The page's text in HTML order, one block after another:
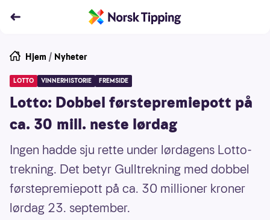
Hjem / Nyheter
LOTTO VINNERHISTORIE FREMSIDE
Lotto: Dobbel førstepremiepott på
ca. 30 mill. neste lørdag
Ingen hadde sju rette under lørdagens Lotto-
trekning. Det betyr Gulltrekning med dobbel
førstepremiepott på ca. 30 millioner kroner
lørdag 23. september.